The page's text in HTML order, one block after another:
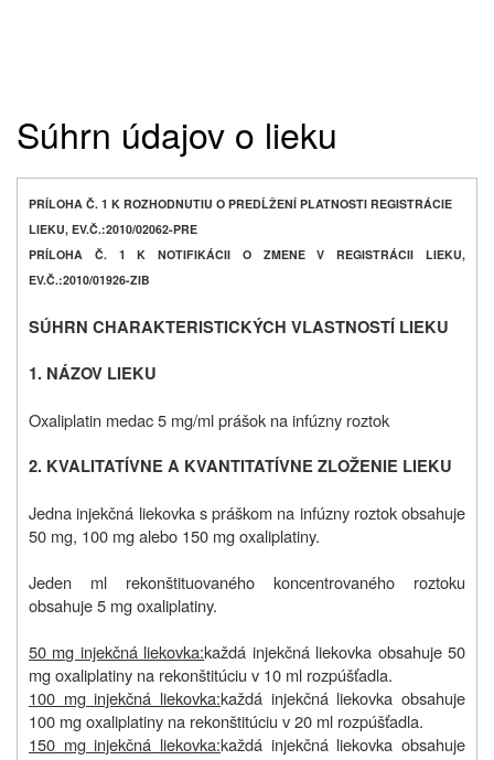
Súhrn údajov o lieku
PRÍLOHA Č. 1 K ROZHODNUTIU O PREDĹŽENÍ PLATNOSTI REGISTRÁCIE
LIEKU, EV.Č.:2010/02062-PRE
PRÍLOHA Č. 1 K NOTIFIKÁCII O ZMENE V REGISTRÁCII LIEKU,
EV.Č.:2010/01926-ZIB
SÚHRN CHARAKTERISTICKÝCH VLASTNOSTÍ LIEKU
1. NÁZOV LIEKU
Oxaliplatin medac 5 mg/ml prášok na infúzny roztok
2. KVALITATÍVNE A KVANTITATÍVNE ZLOŽENIE LIEKU
Jedna injekčná liekovka s práškom na infúzny roztok obsahuje
50 mg, 100 mg alebo 150 mg oxaliplatiny.
Jeden ml rekonštituovaného koncentrovaného roztoku
obsahuje 5 mg oxaliplatiny.
50 mg injekčná liekovka:každá injekčná liekovka obsahuje 50
mg oxaliplatiny na rekonštitúciu v 10 ml rozpúšťadla.
100 mg injekčná liekovka:každá injekčná liekovka obsahuje
100 mg oxaliplatiny na rekonštitúciu v 20 ml rozpúšťadla.
150 mg injekčná liekovka:každá injekčná liekovka obsahuje